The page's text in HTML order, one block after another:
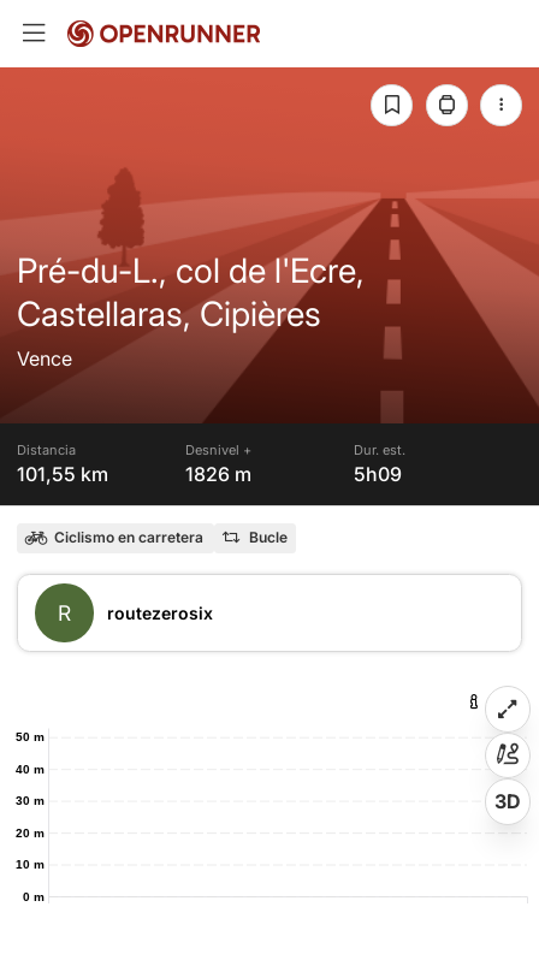
Pré-du-L., col de l'Ecre,
Castellaras, Cipières
Vence
Distancia
101,55 km
Desnivel +
1826 m
Dur. est.
5h09
Ciclismo en carretera Bucle
R routezerosix
0 m
10 m
20 m
30 m
40 m
50 m
3D